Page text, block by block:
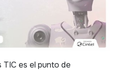
TIC es el punto de